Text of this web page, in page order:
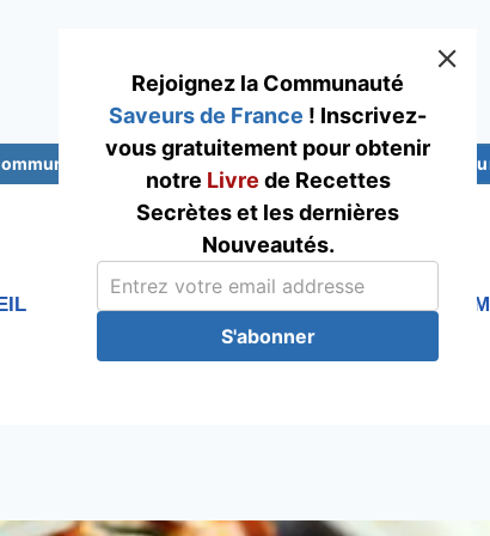
Saveurs France Abonnez-vous pour
RECETTES Blog QUI
Rejoignez la Communauté
Saveurs de France ! Inscrivez-
vous gratuitement pour obtenir
notre Livre de Recettes
Secrètes et les dernières
Nouveautés.
S'abonner